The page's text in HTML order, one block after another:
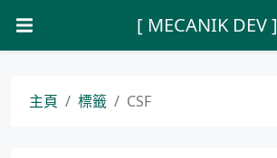
[ MECANIK DEV ]
主頁 標籤 CSF